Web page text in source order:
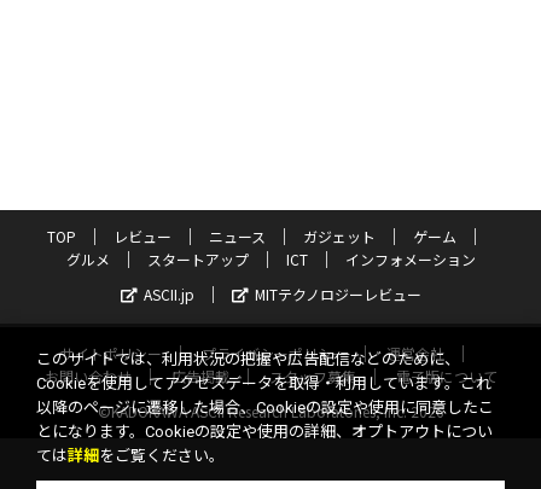
TOP レビュー ニュース ガジェット
ゲーム
グルメ
スタートアップ ICT
インフォメーション
ASCII.jp
MITテクノロジーレビュー
サイトポリシー プライバシーポリシー
運営会社
お問い合わせ
広告掲載 スタッフ募集
電子版について
©KADOKAWA ASCII Research Laboratories, Inc. 2026
このサイトでは、利用状況の把握や広告配信などのために、
Cookieを使用してアクセスデータを取得・利用しています。これ
以降のページに遷移した場合、Cookieの設定や使用に同意したこ
とになります。Cookieの設定や使用の詳細、オプトアウトについ
ては詳細 をご覧ください。